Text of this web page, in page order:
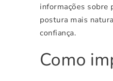
informações sobre
postura mais
confiança.
Como